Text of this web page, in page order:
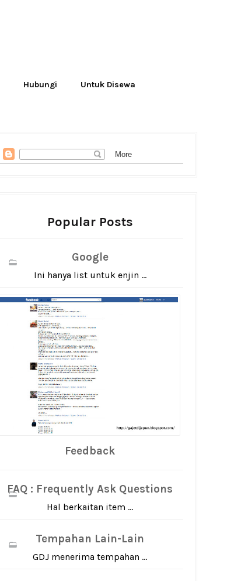
Hubungi Untuk Disewa
Popular Posts
Google
Ini hanya list untuk enjin ...
Feedback
FAQ : Frequently Ask Questions
Hal berkaitan item ...
Tempahan Lain-Lain
GDJ menerima tempahan ...